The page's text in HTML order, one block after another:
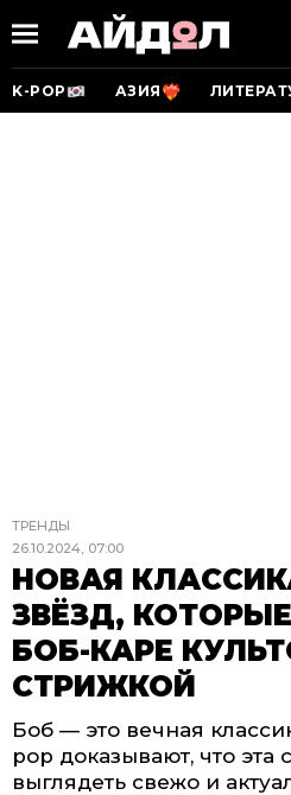
K-POP АЗИЯ
ТРЕНДЫ
26.10.2024, 07:00
НОВАЯ
ЗВЁЗД,
БОБ-КАРЕ
СТРИЖКОЙ
Боб — это вечная
pop доказывают, что эта
выглядеть свежо и